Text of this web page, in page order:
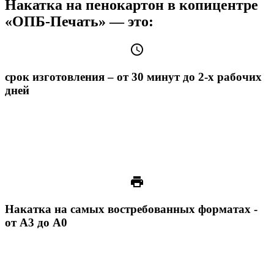
Накатка на пенокартон в копицентре
«ОПБ-Печать» — это:
access_time
срок изготовления – от 30 минут до 2-х рабочих
дней
print
Накатка на самых востребованных форматах -
от А3 до А0